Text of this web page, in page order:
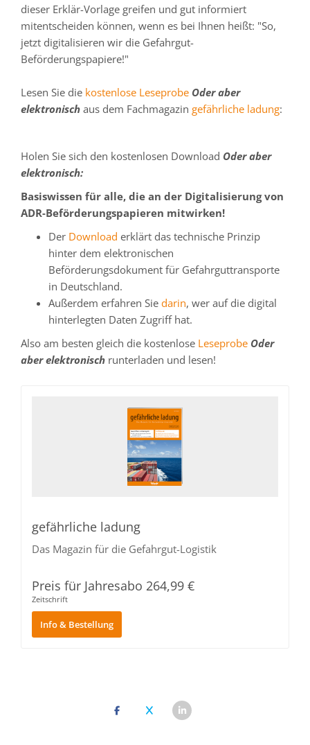
dieser Erklär-Vorlage greifen und gut informiert
mitentscheiden können, wenn es bei Ihnen heißt: "So,
jetzt digitalisieren wir die Gefahrgut-
Beförderungspapiere!"
Lesen Sie die kostenlose Leseprobe Oder aber
elektronisch aus dem Fachmagazin gefährliche ladung:
Holen Sie sich den kostenlosen Download Oder aber
elektronisch:
Basiswissen für alle, die an der Digitalisierung von
ADR-Beförderungspapieren mitwirken!
Der Download erklärt das technische Prinzip
hinter dem elektronischen
Beförderungsdokument für Gefahrguttransporte
in Deutschland.
Außerdem erfahren Sie darin, wer auf die digital
hinterlegten Daten Zugriff hat.
Also am besten gleich die kostenlose Leseprobe Oder
aber elektronisch runterladen und lesen!
gefährliche ladung
Das Magazin für die Gefahrgut-Logistik
Preis für Jahresabo‎ 264,99 €
Zeitschrift
Info & Bestellung